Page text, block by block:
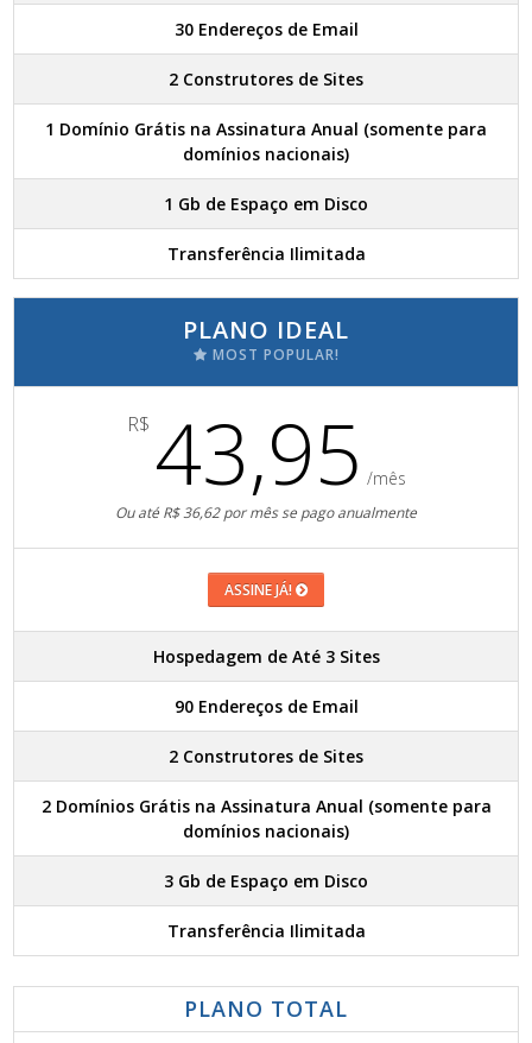
30 Endereços de Email
2 Construtores de Sites
1 Domínio Grátis na Assinatura Anual (somente para
domínios nacionais)
1 Gb de Espaço em Disco
Transferência Ilimitada
PLANO IDEAL
MOST POPULAR!
R$ 43,95 /mês
Ou até R$ 36,62 por mês se pago anualmente
ASSINE JÁ!
Hospedagem de Até 3 Sites
90 Endereços de Email
2 Construtores de Sites
2 Domínios Grátis na Assinatura Anual (somente para
domínios nacionais)
3 Gb de Espaço em Disco
Transferência Ilimitada
PLANO TOTAL